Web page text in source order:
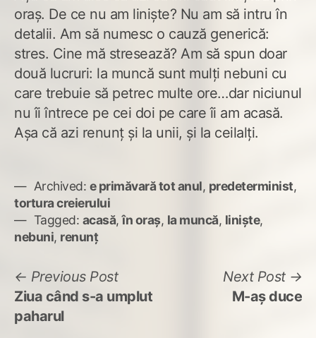
oraș. De ce nu am liniște? Nu am să intru în
detalii. Am să numesc o cauză generică:
stres. Cine mă stresează? Am să spun doar
două lucruri: la muncă sunt mulți nebuni cu
care trebuie să petrec multe ore…dar niciunul
nu îi întrece pe cei doi pe care îi am acasă.
Așa că azi renunț și la unii, și la ceilalți.
Archived: e primăvară tot anul, predeterminist,
tortura creierului
Tagged: acasă,în oraș, la muncă, liniște,
nebuni, renunț
Navigare
în
Previous PostPrevious
post:
Ziua când s-a umplut
paharul
Next Post
M-aș duce